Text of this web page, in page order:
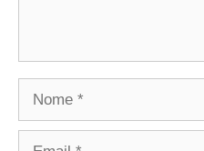
Nome
Email